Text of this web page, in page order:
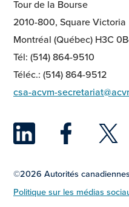
Tour de la Bourse
2010-800, Square Victoria
Montréal (Québec) H3C
Tél: (514) 864-9510
Téléc.: (514) 864-9512
csa-acvm-
©2026 Autorités
Politique sur les médias